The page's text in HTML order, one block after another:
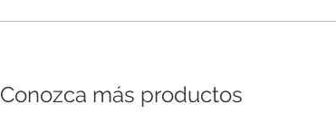
Conozca más productos